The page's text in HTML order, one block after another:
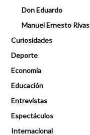
Don Eduardo
Manuel Ernesto Rivas
Curiosidades
Deporte
Economía
Educación
Entrevistas
Espectáculos
Internacional